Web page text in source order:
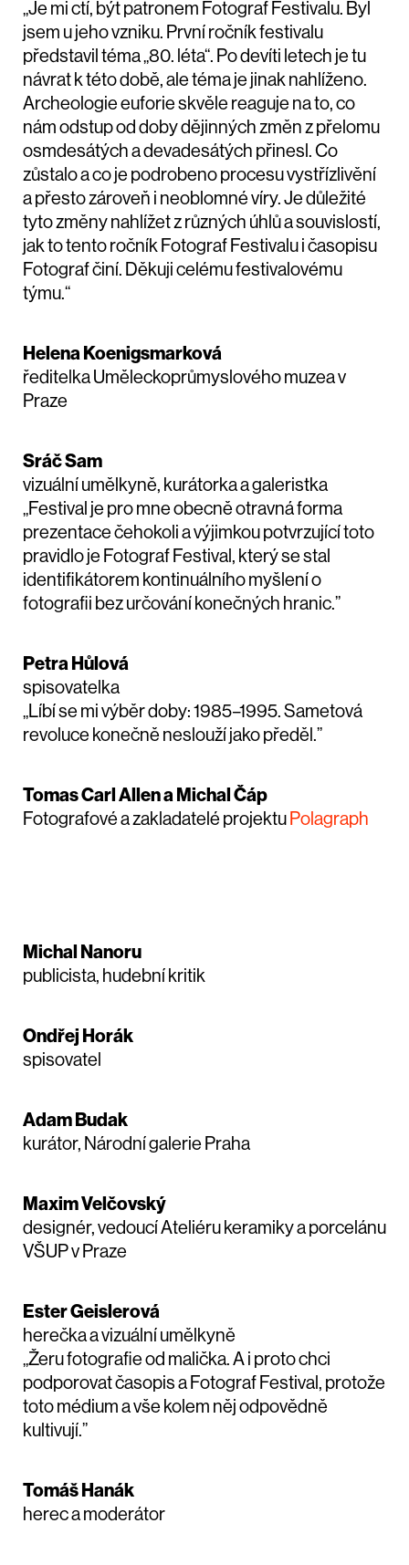
„Je mi ctí, být patronem Fotograf Festivalu. Byl
jsem u jeho vzniku. První ročník festivalu
představil téma „80. léta“. Po devíti letech je tu
návrat k této době, ale téma je jinak nahlíženo.
Archeologie euforie skvěle reaguje na to, co
nám odstup od doby dějinných změn z přelomu
osmdesátých a devadesátých přinesl. Co
zůstalo a co je podrobeno procesu vystřízlivění
a přesto zároveň i neoblomné víry. Je důležité
tyto změny nahlížet z různých úhlů a souvislostí,
jak to tento ročník Fotograf Festivalu i časopisu
Fotograf činí. Děkuji celému festivalovému
týmu.“
Helena Koenigsmarková
ředitelka Uměleckoprůmyslového muzea v
Praze
Sráč Sam
vizuální umělkyně, kurátorka a galeristka
„Festival je pro mne obecně otravná forma
prezentace čehokoli a výjimkou potvrzující toto
pravidlo je Fotograf Festival, který se stal
identifikátorem kontinuálního myšlení o
fotografii bez určování konečných hranic.”
Petra Hůlová
spisovatelka
„Líbí se mi výběr doby: 1985–1995. Sametová
revoluce konečně neslouží jako předěl.”
Tomas Carl Allen a Michal Čáp
Fotografové a zakladatelé projektu Polagraph
Michal Nanoru
publicista, hudební kritik
Ondřej Horák
spisovatel
Adam Budak
kurátor, Národní galerie Praha
Maxim Velčovský
designér, vedoucí Ateliéru keramiky a porcelánu
VŠUP v Praze
Ester Geislerová
herečka a vizuální umělkyně
„Žeru fotografie od malička. A i proto chci
podporovat časopis a Fotograf Festival, protože
toto médium a vše kolem něj odpovědně
kultivují.”
Tomáš Hanák
herec a moderátor